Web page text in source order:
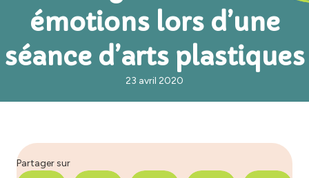
émotions lors d’une
séance d’arts plastiques
23 avril 2020
Partager sur